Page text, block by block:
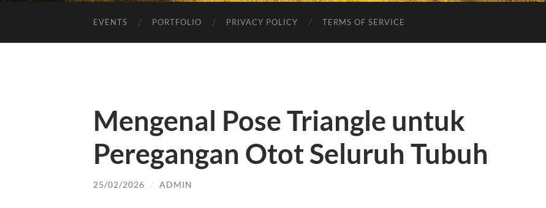
EVENTS PORTFOLIO PRIVACY POLICY TERMS OF SERVICE
Mengenal Pose Triangle untuk
Peregangan Otot Seluruh Tubuh
25/02/2026 / ADMIN